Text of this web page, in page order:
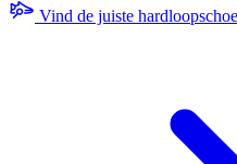
Vind de juiste